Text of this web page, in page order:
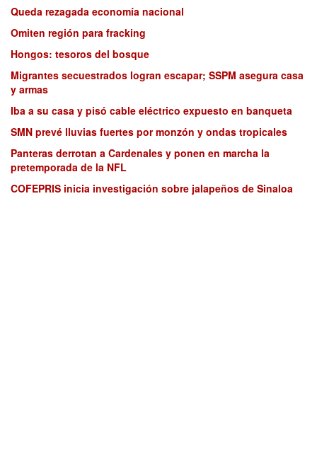
Queda rezagada economía nacional
Omiten región para fracking
Hongos: tesoros del bosque
Migrantes secuestrados logran escapar; SSPM asegura casa
y armas
Iba a su casa y pisó cable eléctrico expuesto en banqueta
SMN prevé lluvias fuertes por monzón y ondas tropicales
Panteras derrotan a Cardenales y ponen en marcha la
pretemporada de la NFL
COFEPRIS inicia investigación sobre jalapeños de Sinaloa